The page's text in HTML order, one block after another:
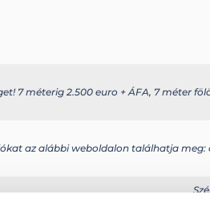
7 méterig 2.500 euro + ÁFA, 7 méter
az alábbi weboldalon találhatja meg: